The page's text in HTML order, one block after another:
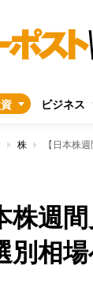
ビジネス
株 【日本株
株週
別相